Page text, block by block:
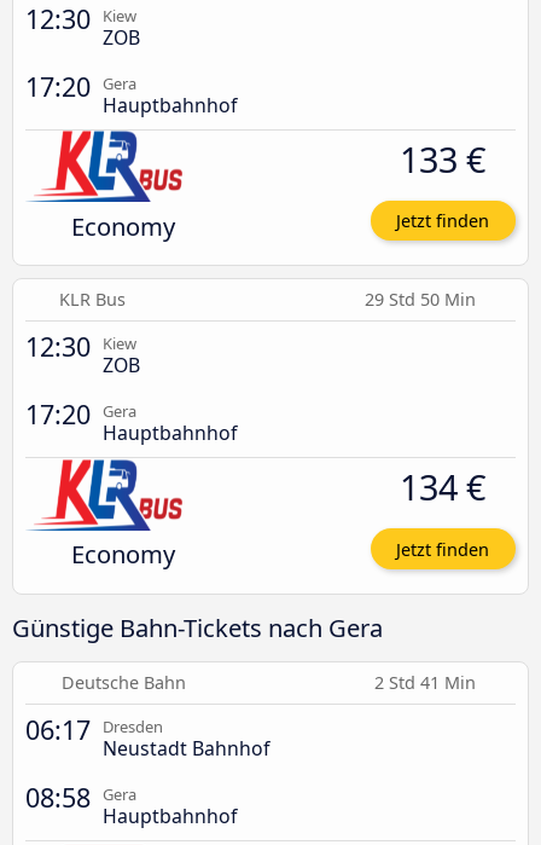
12:30 Kiew
ZOB
17:20 Gera
Hauptbahnhof
Economy
133 €
Jetzt finden
KLR Bus 29 Std 50 Min
12:30 Kiew
ZOB
17:20 Gera
Hauptbahnhof
Economy
134 €
Jetzt finden
Günstige Bahn-Tickets nach Gera
Deutsche Bahn 2 Std 41 Min
06:17 Dresden
Neustadt Bahnhof
08:58 Gera
Hauptbahnhof